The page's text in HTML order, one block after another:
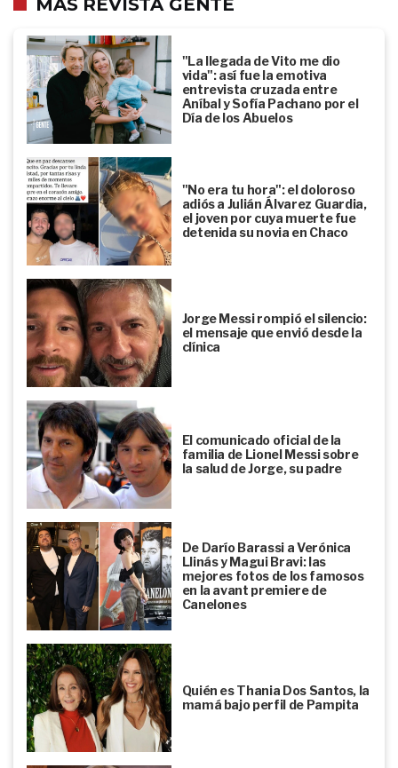
MÁS REVISTA GENTE
"La llegada de Vito me dio
vida": así fue la emotiva
entrevista cruzada entre
Aníbal y Sofía Pachano por el
Día de los Abuelos
"No era tu hora": el doloroso
adiós a Julián Álvarez Guardia,
el joven por cuya muerte fue
detenida su novia en Chaco
Jorge Messi rompió el silencio:
el mensaje que envió desde la
clínica
El comunicado oficial de la
familia de Lionel Messi sobre
la salud de Jorge, su padre
De Darío Barassi a Verónica
Llinás y Magui Bravi: las
mejores fotos de los famosos
en la avant premiere de
Canelones
Quién es Thania Dos Santos, la
mamá bajo perfil de Pampita